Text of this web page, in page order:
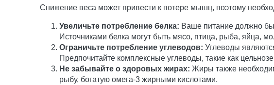
Снижение веса может привести к потере мышц, поэтому
Увеличьте потребление белка: Ваше питание должно
Источниками белка могут быть мясо, птица, рыба, яйца,
Ограничьте потребление углеводов: Углеводы
Предпочитайте комплексные углеводы, такие как
Не забывайте о здоровых жирах: Жиры также
рыбу, богатую омега-3 жирными кислотами.